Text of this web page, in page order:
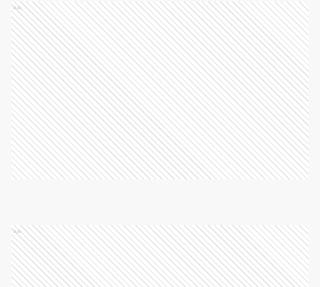
Ads
Ads